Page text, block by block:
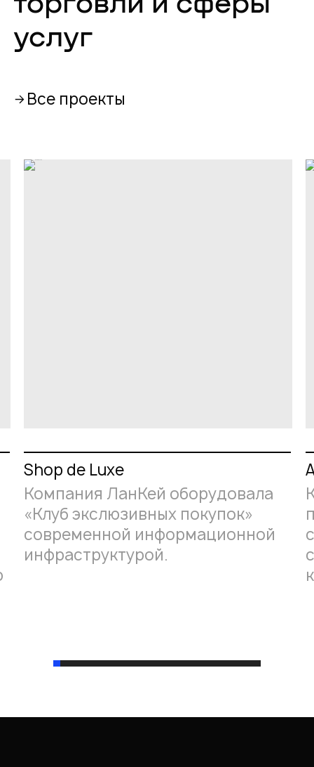
услуг
Все проекты
Shop de Luxe
Компания ЛанКей оборудовала
«Клуб экслюзивных покупок»
современной информационной
инфраструктурой.